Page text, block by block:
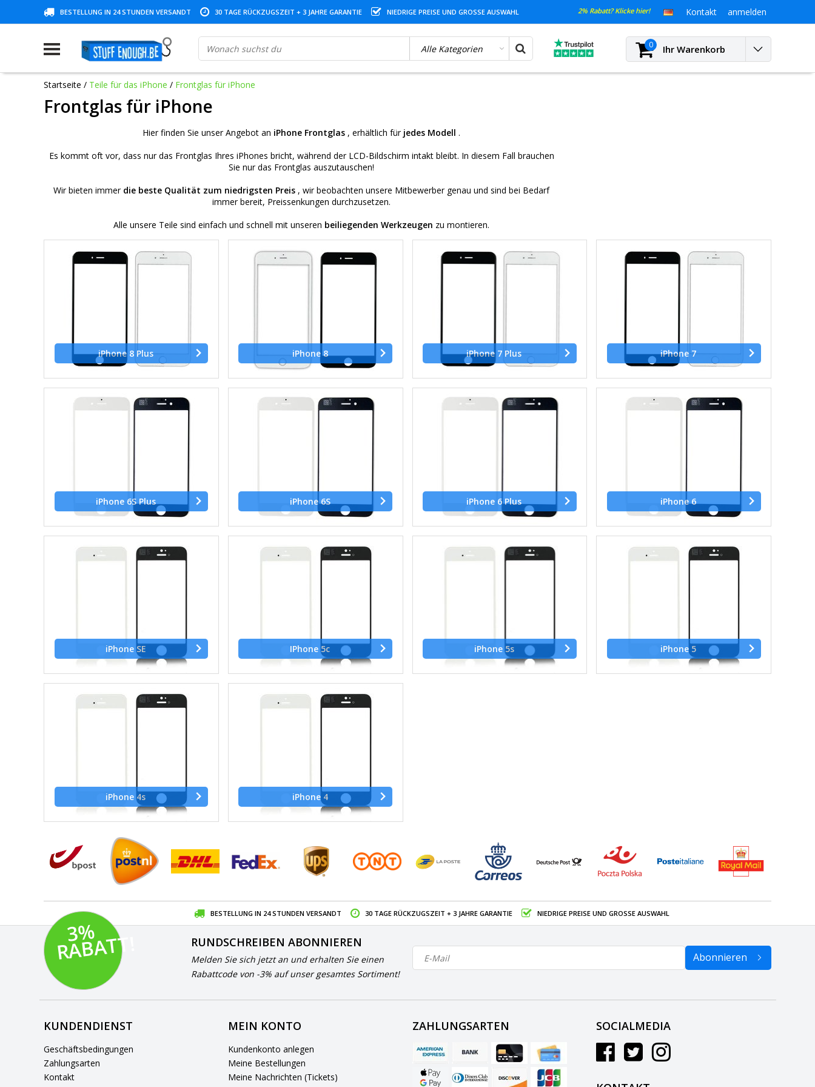
BESTELLUNG IN 24 STUNDEN VERSANDT 30 TAGE RÜCKZUGSZEIT + 3 JAHRE GARANTIE NIEDRIGE PREISE UND GROSSE AUSWAHL 2% Rabatt? Klicke hier! Kontakt anmelden
0 Ihr Warenkorb
Startseite / Teile für das iPhone / Frontglas für iPhone
Frontglas für iPhone
Hier finden Sie unser Angebot an iPhone Frontglas , erhältlich für jedes Modell .
Es kommt oft vor, dass nur das Frontglas Ihres iPhones bricht, während der LCD-Bildschirm intakt bleibt. In diesem Fall brauchen
Sie nur das Frontglas auszutauschen!
Wir bieten immer die beste Qualität zum niedrigsten Preis , wir beobachten unsere Mitbewerber genau und sind bei Bedarf
immer bereit, Preissenkungen durchzusetzen.
Alle unsere Teile sind einfach und schnell mit unseren beiliegenden Werkzeugen zu montieren.
iPhone 8 Plus iPhone 8 iPhone 7 Plus iPhone 7
iPhone 6S Plus iPhone 6S iPhone 6 Plus iPhone 6
iPhone SE IPhone 5c iPhone 5s iPhone 5
iPhone 4s iPhone 4
BESTELLUNG IN 24 STUNDEN VERSANDT 30 TAGE RÜCKZUGSZEIT + 3 JAHRE GARANTIE NIEDRIGE PREISE UND GROSSE AUSWAHL
3
%
R
A
B
A
T
T! RUNDSCHREIBEN ABONNIEREN
Melden Sie sich jetzt an und erhalten Sie einen
Rabattcode von -3% auf unser gesamtes Sortiment!
Abonnieren
KUNDENDIENST
Geschäftsbedingungen
Zahlungsarten
Kontakt
MEIN KONTO
Kundenkonto anlegen
Meine Bestellungen
Meine Nachrichten (Tickets)
ZAHLUNGSARTEN SOCIALMEDIA